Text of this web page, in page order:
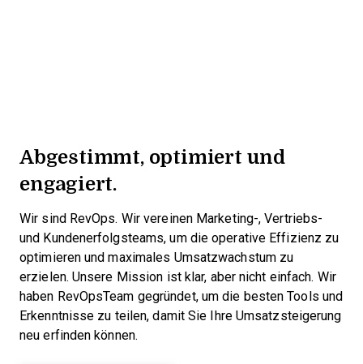
Abgestimmt, optimiert und
engagiert.
Wir sind RevOps. Wir vereinen Marketing-, Vertriebs-
und Kundenerfolgsteams, um die operative Effizienz zu
optimieren und maximales Umsatzwachstum zu
erzielen. Unsere Mission ist klar, aber nicht einfach. Wir
haben RevOpsTeam gegründet, um die besten Tools und
Erkenntnisse zu teilen, damit Sie Ihre Umsatzsteigerung
neu erfinden können.